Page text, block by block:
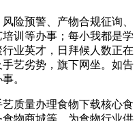
预警、产物合规征询、
训等办事；每小我都是学
业英才，日拜候人数正在
艺劣势，旗下网坐。如告
。
质量办理食物下载核心食
物商城等，为食物行业供